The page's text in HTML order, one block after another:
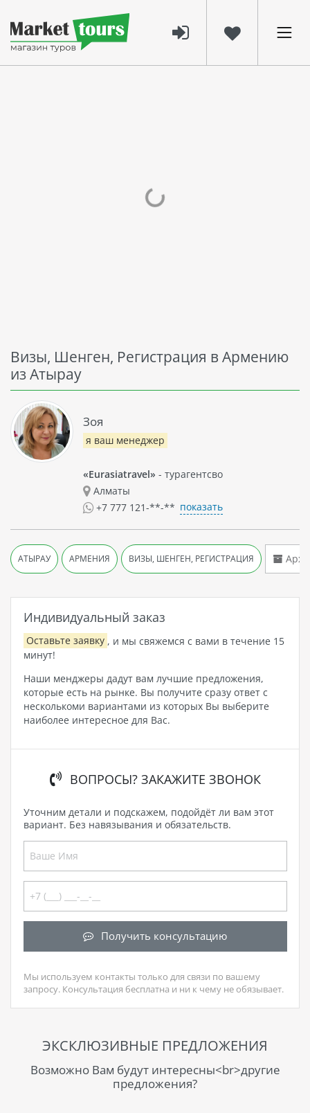
Визы, Шенген, Регистрация в Армению
из Атырау
Индивидуальный заказ
Оставьте заявку , и мы свяжемся с вами в течение 15
минут!
Наши менджеры дадут вам лучшие предложения,
которые есть на рынке. Вы получите сразу ответ с
несколькоми вариантами из которых Вы выберите
наиболее интересное для Вас.
ВОПРОСЫ? ЗАКАЖИТЕ ЗВОНОК
Уточним детали и подскажем, подойдёт ли вам этот
вариант. Без навязывания и обязательств.
Получить консультацию
Мы используем контакты только для связи по вашему
запросу. Консультация бесплатна и ни к чему не обязывает.
ЭКСКЛЮЗИВНЫЕ ПРЕДЛОЖЕНИЯ
Возможно Вам будут интересны<br>другие
предложения?
Зоя
я ваш менеджер
«Eurasiatravel» - турагентсво
Алматы
+7 777 121-**-** показать
АТЫРАУ АРМЕНИЯ ВИЗЫ, ШЕНГЕН, РЕГИСТРАЦИЯ